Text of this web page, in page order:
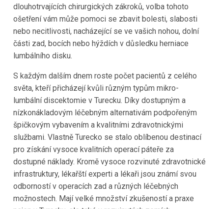
dlouhotrvajících chirurgických zákroků, volba tohoto
ošetření vám může pomoci se zbavit bolesti, slabosti
nebo necitlivosti, nacházející se ve vašich nohou, dolní
části zad, bocích nebo hýždích v důsledku herniace
lumbálního disku.
S každým dalším dnem roste počet pacientů z celého
světa, kteří přicházejí kvůli různým typům mikro-
lumbální discektomie v Turecku. Díky dostupným a
nízkonákladovým léčebným alternativám podpořeným
špičkovým vybavením a kvalitními zdravotnickými
službami. Vlastně Turecko se stalo oblíbenou destinací
pro získání vysoce kvalitních operací páteře za
dostupné náklady. Kromě vysoce rozvinuté zdravotnické
infrastruktury, lékařští experti a lékaři jsou známí svou
odborností v operacích zad a různých léčebných
možnostech. Mají velké množství zkušeností a praxe